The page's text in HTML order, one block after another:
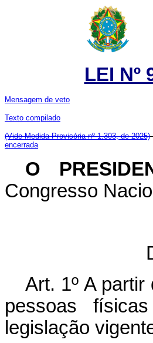
LEI Nº
Mensagem de veto
Texto compilado
(Vide Medida Provisória nº 1.303, de 2025)
encerrada
O
Congresso
Art. 1º A
pessoas
legislação